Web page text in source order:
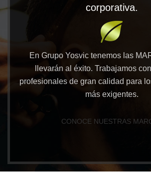
corporativa.
En Grupo Yosvic tenemos las
llevarán al éxito. Trabajamos
profesionales de gran calidad para
más exigentes.
CONOCE NUESTRAS